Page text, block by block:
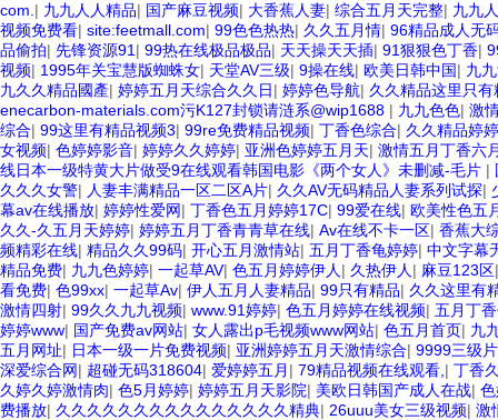
com. | 九九人人精品| 国产麻豆视频| 大香蕉人妻| 综合五月天完整| 九九
视频免费看| site:feetmall.com| 99色色热热| 久久五月情| 96精品成人无
品偷拍| 先锋资源91 | 99热在线极品极品| 天天操天天插| 91狠狠色丁香|
视频| 1995年关宝慧版蜘蛛女| 天堂AV三级| 9操在线| 欧美日韩中国| 九
九久久精品國產| 婷婷五月天综合久久日| 婷婷色导航| 久久精品这里只
enecarbon-materials.com污K127封锁请涟系@wip1688 | 九九色色| 激
综合| 99这里有精品视频3| 99re免费精品视频| 丁香色综合| 久久精品婷
女视频| 色婷婷影音| 婷婷久久婷婷| 亚洲色婷婷五月天| 激情五月丁香六
线日本一级特黄大片做受9在线观看韩国电影《两个女人》未删减-毛片 |
久久久女警| 人妻丰满精品一区二区A片| 久久AV无码精品人妻系列试探|
幕av在线播放| 婷婷性爱网| 丁香色五月婷婷17C| 99爱在线| 欧美性色五
久久-久五月天婷婷| 婷婷五月丁香青青草在线| Av在线不卡一区| 香蕉大
频精彩在线| 精品久久99码| 开心五月激情站| 五月丁香龟婷婷| 中文字幕
精品免费| 九九色婷婷| 一起草AV| 色五月婷婷伊人 | 久热伊人 | 麻豆123区
看免费| 色99xx| 一起草Av| 伊人五月人妻精品| 99只有精品| 久久这里有
激情四射| 99久久九九视频| www.91婷婷| 色五月婷婷在线视频| 五月丁
婷婷www| 国产免费av网站| 女人露出p毛视频www网站| 色五月首页| 九
五月网址| 日本一级一片免费视频| 亚洲婷婷五月天激情综合| 9999三级片
深爱综合网| 超碰无码318604| 爱婷婷五月 | 79精品视频在线观看, | 丁香
久婷久婷激情肉| 色5月婷婷| 婷婷五月天影院| 美欧日韩国产成人在战|
费播放| 久久久久久久久久久久久久久久久精典| 26uuu美女三级视频| 激